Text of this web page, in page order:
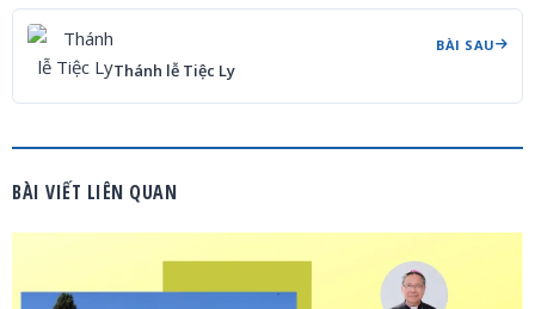
BÀI SAU
Thánh lễ Tiệc Ly
BÀI VIẾT LIÊN QUAN